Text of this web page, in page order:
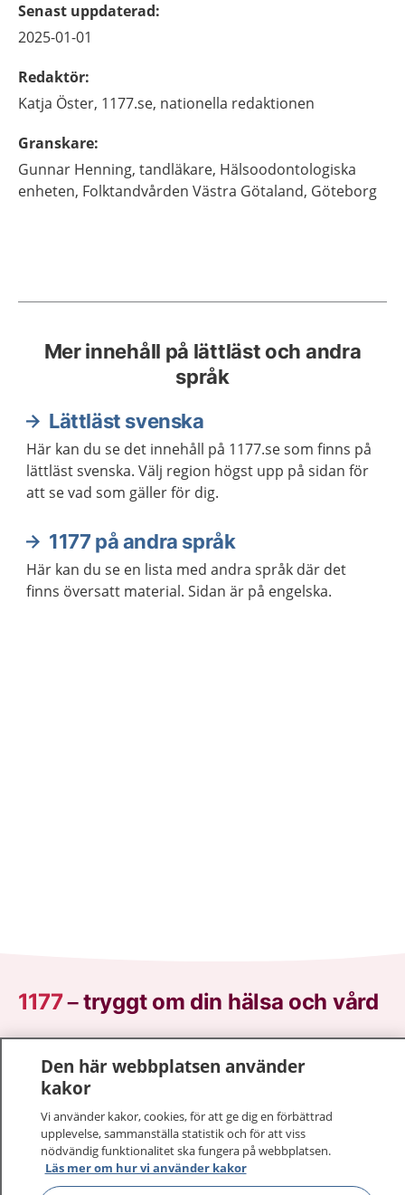
Senast uppdaterad:
2025-01-01
Redaktör:
Katja Öster, 1177.se, nationella redaktionen
Granskare:
Gunnar Henning, tandläkare, Hälsoodontologiska
enheten, Folktandvården Västra Götaland, Göteborg
Mer innehåll på lättläst och andra
språk
Lättläst svenska
Här kan du se det innehåll på 1177.se som finns på
lättläst svenska. Välj region högst upp på sidan för
att se vad som gäller för dig.
1177 på andra språk
Här kan du se en lista med andra språk där det
finns översatt material. Sidan är på engelska.
1177–tryggt om din hälsa och vård
På 1177.se får du råd om hälsa och information om
sjukdomar och vilka mottagningar du kan kontakta.
Logga in för att läsa din journal och göra dina
vårdärenden. Ring telefonnummer 1177 för
sjukvårdsrådgivning dygnet runt.
1177 ger dig råd när du vill må bättre.
Den här webbplatsen använder
kakor
Vi använder kakor, cookies, för att ge dig en förbättrad
upplevelse, sammanställa statistik och för att viss
nödvändig funktionalitet ska fungera på webbplatsen.
Läs mer om hur vi använder kakor